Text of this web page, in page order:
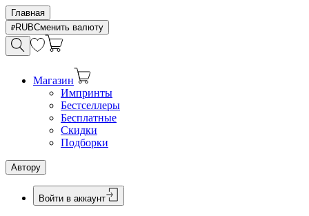
Главная
RUBСменить валюту
Магазин
Импринты
Бестселлеры
Бесплатные
Скидки
Подборки
Автору
Войти в аккаунт